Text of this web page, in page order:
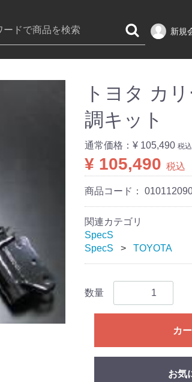
新規
トヨタ カ
調キット
通常価格： ¥ 105,490 税込
¥ 105,490 税込
商品コード：
関連カテゴリ
SpecS
SpecS
TOYOTA
数量
カ
お気